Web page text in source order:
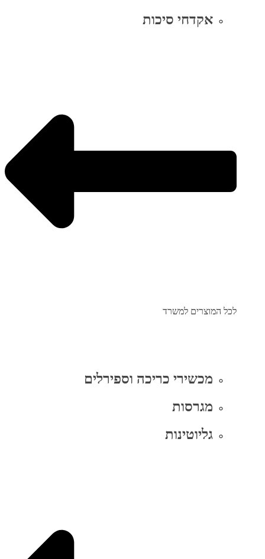
אקדחי סיכות
לכל המוצרים למשרד
מכשירי כריכה וספירלים
מגרסות
גליוטינות